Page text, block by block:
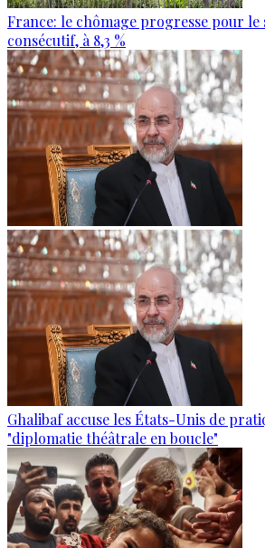
France: le chômage progresse pour
consécutif, à 8,3 %
Ghalibaf accuse les États-Unis de
"diplomatie théâtrale en boucle"